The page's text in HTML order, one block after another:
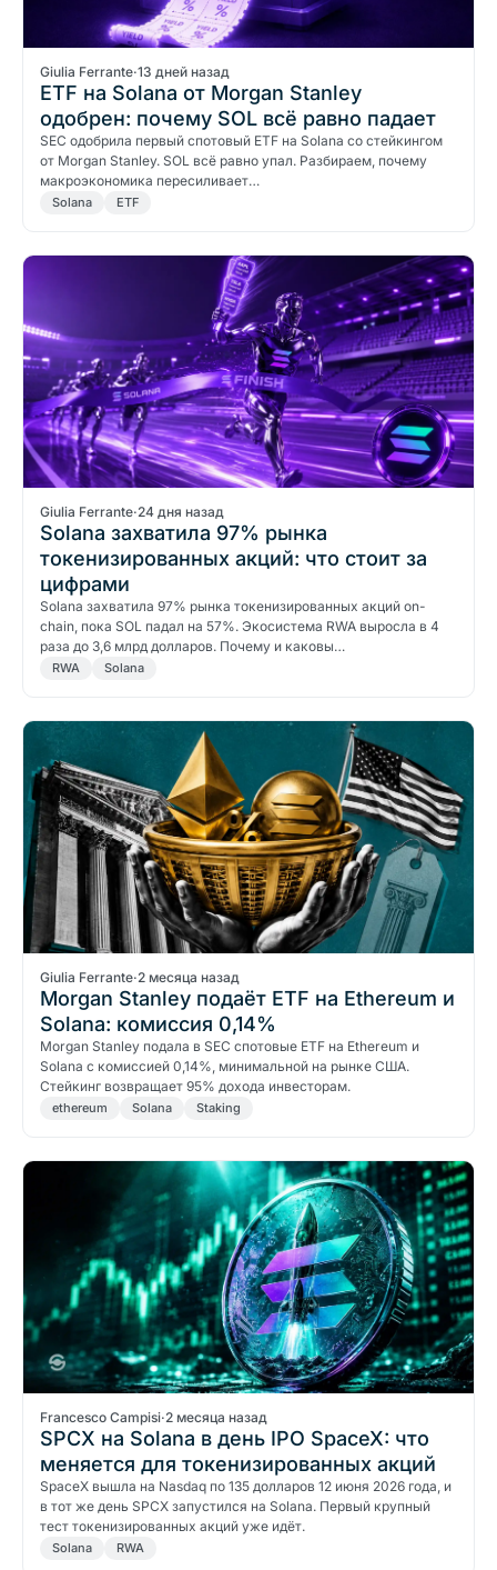
Giulia Ferrante·13 дней назад
ETF на Solana от Morgan Stanley
одобрен: почему SOL всё равно падает
SEC одобрила первый спотовый ETF на Solana со стейкингом
от Morgan Stanley. SOL всё равно упал. Разбираем, почему
макроэкономика пересиливает…
Solana ETF
Giulia Ferrante·24 дня назад
Solana захватила 97% рынка
токенизированных акций: что стоит за
цифрами
Solana захватила 97% рынка токенизированных акций on-
chain, пока SOL падал на 57%. Экосистема RWA выросла в 4
раза до 3,6 млрд долларов. Почему и каковы…
RWA Solana
Giulia Ferrante·2 месяца назад
Morgan Stanley подаёт ETF на Ethereum и
Solana: комиссия 0,14%
Morgan Stanley подала в SEC спотовые ETF на Ethereum и
Solana с комиссией 0,14%, минимальной на рынке США.
Стейкинг возвращает 95% дохода инвесторам.
ethereum Solana Staking
Francesco Campisi·2 месяца назад
SPCX на Solana в день IPO SpaceX: что
меняется для токенизированных акций
SpaceX вышла на Nasdaq по 135 долларов 12 июня 2026 года, и
в тот же день SPCX запустился на Solana. Первый крупный
тест токенизированных акций уже идёт.
Solana RWA